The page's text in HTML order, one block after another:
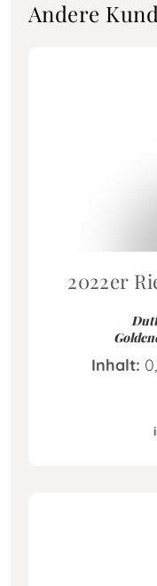
Andere
2022er
Inhalt: